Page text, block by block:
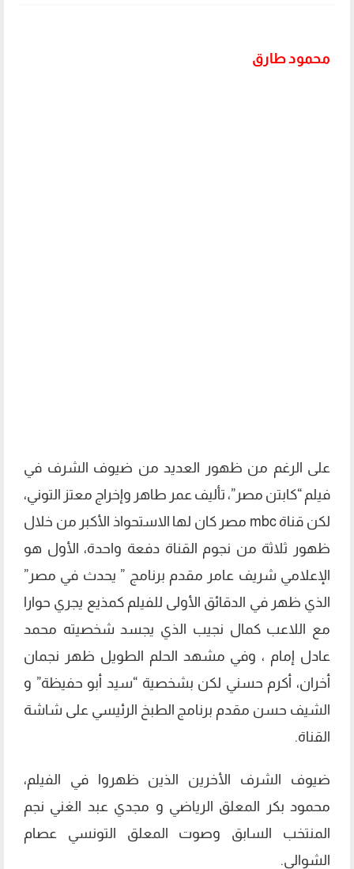
محمود طارق
على الرغم من ظهور العديد من ضيوف الشرف في
فيلم “كابتن مصر”، تأليف عمر طاهر وإخراج معتز التوني،
لكن قناة mbc مصر كان لها الاستحواذ الأكبر من خلال
ظهور ثلاثة من نجوم القناة دفعة واحدة، الأول هو
الإعلامي شريف عامر مقدم برنامج ” يحدث في مصر”
الذي ظهر في الدقائق الأولى للفيلم كمذيع يجري حوارا
مع اللاعب كمال نجيب الذي يجسد شخصيته محمد
عادل إمام ، وفي مشهد الحلم الطويل ظهر نجمان
أخران، أكرم حسني لكن بشخصية “سيد أبو حفيظة” و
الشيف حسن مقدم برنامج الطبخ الرئيسي على شاشة
القناة.
ضيوف الشرف الأخرين الذين ظهروا في الفيلم،
محمود بكر المعلق الرياضي و مجدي عبد الغني نجم
المنتخب السابق وصوت المعلق التونسي عصام
الشوالي.